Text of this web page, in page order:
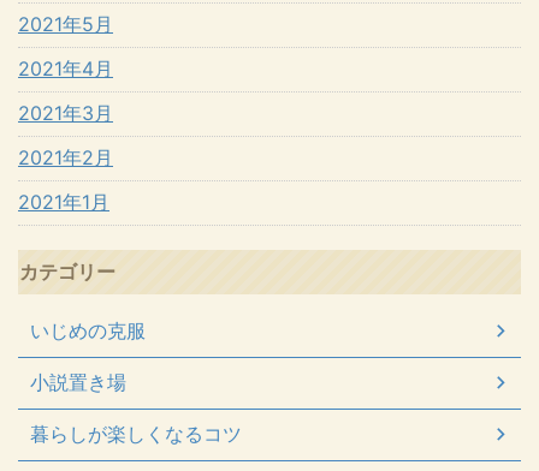
2021年5月
2021年4月
2021年3月
2021年2月
2021年1月
カテゴリー
いじめの克服
小説置き場
暮らしが楽しくなるコツ